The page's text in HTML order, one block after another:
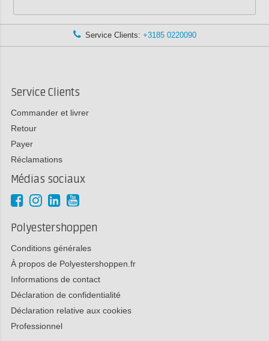
Service Clients: +3185 0220090
Service Clients
Commander et livrer
Retour
Payer
Réclamations
Médias sociaux
Polyestershoppen
Conditions générales
À propos de Polyestershoppen.fr
Informations de contact
Déclaration de confidentialité
Déclaration relative aux cookies
Professionnel